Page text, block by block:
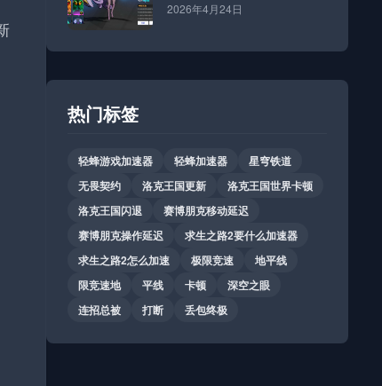
2026年4月24日
热门标签
轻蜂游戏加速器 轻蜂加速器
星穹铁道
无畏契约
洛克王国更新
洛克王国世界卡顿
洛克王国闪退
赛博朋克移动延迟
赛博朋克操作延迟
求生之路2要什么加速器
求生之路2怎么加速
极限竞速
地平线
限竞速地
平线 卡顿
深空之眼
连招总被
打断 丢包终极